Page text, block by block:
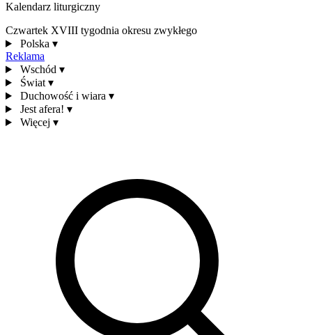
Kalendarz liturgiczny
Czwartek XVIII tygodnia okresu zwykłego
Polska ▾
Reklama
Wschód ▾
Świat ▾
Duchowość i wiara ▾
Jest afera! ▾
Więcej ▾